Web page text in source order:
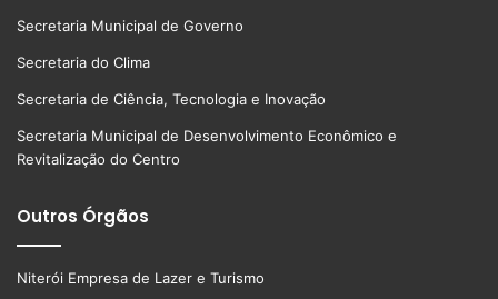
Secretaria Municipal de Governo
Secretaria do Clima
Secretaria de Ciência, Tecnologia e Inovação
Secretaria Municipal de Desenvolvimento Econômico e
Revitalização do Centro
Outros Órgãos
Niterói Empresa de Lazer e Turismo